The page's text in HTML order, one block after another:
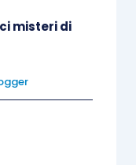
strizzata.
con il
su una teglia
statico
minuti.
misteri di